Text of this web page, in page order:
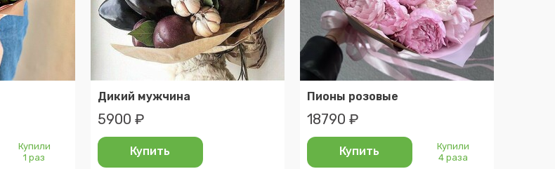
Купили
1 раз
Дикий мужчина
5900 ₽
Купить
Пионы розовые
18790 ₽
Купить
Купили
4 раза